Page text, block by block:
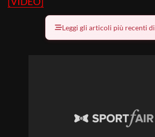
Leggi gli articoli più recenti di